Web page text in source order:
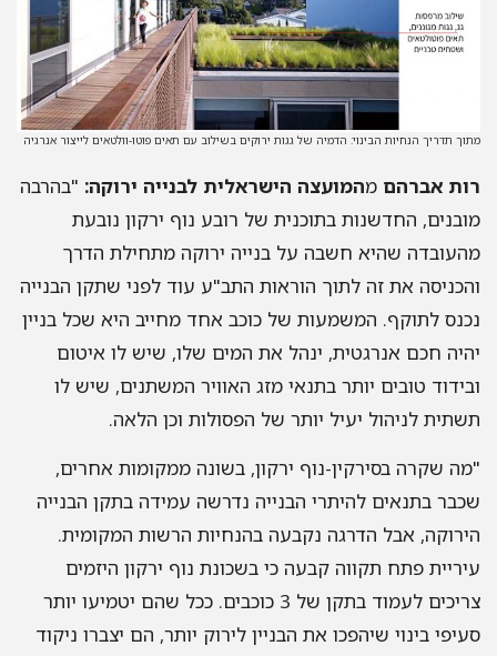
מתוך תדריך הנחיות הבינוי: הדמיה של גגות ירוקים בשילוב עם תאים פוטו-וולטאים לייצור אנרגיה
רות אברהם מהמועצה הישראלית לבנייה ירוקה: "בהרבה
מובנים, החדשנות בתוכנית של רובע נוף ירקון נובעת
מהעובדה שהיא חשבה על בנייה ירוקה מתחילת הדרך
והכניסה את זה לתוך הוראות התב"ע עוד לפני שתקן הבנייה
נכנס לתוקף. המשמעות של כוכב אחד מחייב היא שכל בניין
יהיה חכם אנרגטית, ינהל את המים שלו, שיש לו איטום
ובידוד טובים יותר בתנאי מזג האוויר המשתנים, שיש לו
תשתית לניהול יעיל יותר של הפסולות וכן הלאה.
"מה שקרה בסירקין-נוף ירקון, בשונה ממקומות אחרים,
שכבר בתנאים להיתרי הבנייה נדרשה עמידה בתקן הבנייה
הירוקה, אבל הדרגה נקבעה בהנחיות הרשות המקומית.
עיריית פתח תקווה קבעה כי בשכונת נוף ירקון היזמים
צריכים לעמוד בתקן של 3 כוכבים. ככל שהם יטמיעו יותר
סעיפי בינוי שיהפכו את הבניין לירוק יותר, הם יצברו ניקוד